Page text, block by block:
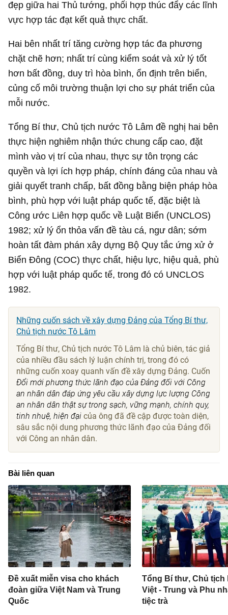
đẹp giữa hai Thủ tướng, phối hợp thúc đẩy các lĩnh
vực hợp tác đạt kết quả thực chất.
Hai bên nhất trí tăng cường hợp tác đa phương
chặt chẽ hơn; nhất trí cùng kiểm soát và xử lý tốt
hơn bất đồng, duy trì hòa bình, ổn định trên biển,
củng cố môi trường thuận lợi cho sự phát triển của
mỗi nước.
Tổng Bí thư, Chủ tịch nước Tô Lâm đề nghị hai bên
thực hiện nghiêm nhận thức chung cấp cao, đặt
mình vào vị trí của nhau, thực sự tôn trọng các
quyền và lợi ích hợp pháp, chính đáng của nhau và
giải quyết tranh chấp, bất đồng bằng biện pháp hòa
bình, phù hợp với luật pháp quốc tế, đặc biệt là
Công ước Liên hợp quốc về Luật Biển (UNCLOS)
1982; xử lý ổn thỏa vấn đề tàu cá, ngư dân; sớm
hoàn tất đàm phán xây dựng Bộ Quy tắc ứng xử ở
Biển Đông (COC) thực chất, hiệu lực, hiệu quả, phù
hợp với luật pháp quốc tế, trong đó có UNCLOS
1982.
Những cuốn sách về xây dựng Đảng của Tổng Bí thư,
Chủ tịch nước Tô Lâm
Tổng Bí thư, Chủ tịch nước Tô Lâm là chủ biên, tác giả
của nhiều đầu sách lý luận chính trị, trong đó có
những cuốn xoay quanh vấn đề xây dựng Đảng. Cuốn
Đổi mới phương thức lãnh đạo của Đảng đối với Công
an nhân dân đáp ứng yêu cầu xây dựng lực lượng Công
an nhân dân thật sự trong sạch, vững mạnh, chính quy,
tinh nhuệ, hiện đại của ông đã đề cập được toàn diện,
sâu sắc nội dung phương thức lãnh đạo của Đảng đối
với Công an nhân dân.
Bài liên quan
Đề xuất miễn visa cho khách
đoàn giữa Việt Nam và Trung
Quốc
Tổng Bí thư, Chủ tịch
Việt - Trung và Phu
tiệc trà